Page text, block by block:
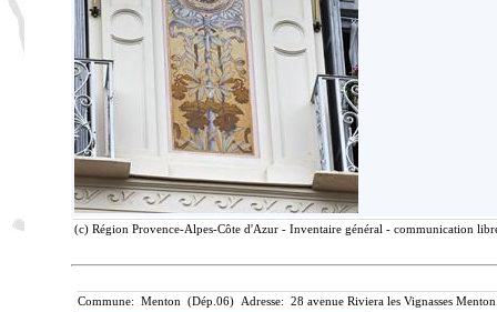
(c) Région Provence-Alpes-Côte d'Azur - Inventaire général - communication
Commune: Menton (Dép.06) Adresse: 28 avenue Riviera les Vignasses